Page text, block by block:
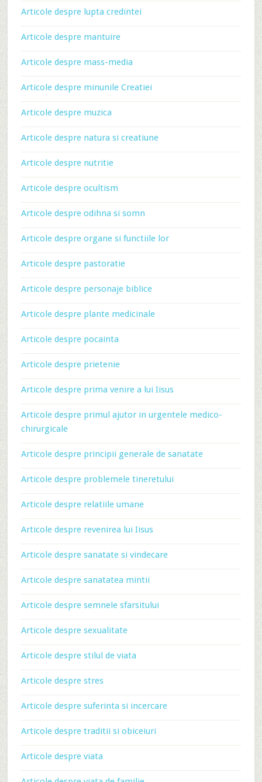
Articole despre lupta credintei
Articole despre mantuire
Articole despre mass-media
Articole despre minunile Creatiei
Articole despre muzica
Articole despre natura si creatiune
Articole despre nutritie
Articole despre ocultism
Articole despre odihna si somn
Articole despre organe si functiile lor
Articole despre pastoratie
Articole despre personaje biblice
Articole despre plante medicinale
Articole despre pocainta
Articole despre prietenie
Articole despre prima venire a lui Iisus
Articole despre primul ajutor in urgentele medico-
chirurgicale
Articole despre principii generale de sanatate
Articole despre problemele tineretului
Articole despre relatiile umane
Articole despre revenirea lui Iisus
Articole despre sanatate si vindecare
Articole despre sanatatea mintii
Articole despre semnele sfarsitului
Articole despre sexualitate
Articole despre stilul de viata
Articole despre stres
Articole despre suferinta si incercare
Articole despre traditii si obiceiuri
Articole despre viata